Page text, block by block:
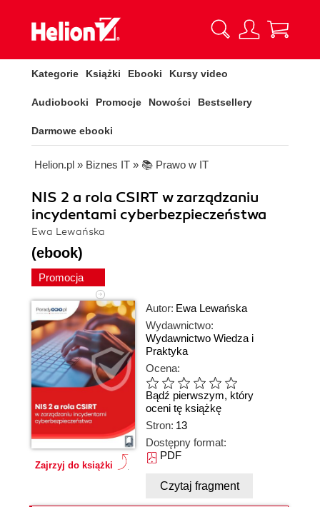
Kategorie Książki Ebooki Kursy video
Audiobooki Promocje Nowości Bestsellery
Darmowe ebooki
Helion.pl » Biznes IT » 📚 Prawo w IT
NIS 2 a rola CSIRT w zarządzaniu
incydentami cyberbezpieczeństwa
Ewa Lewańska
(ebook)
Promocja
Zajrzyj do książki
Autor: Ewa Lewańska
Wydawnictwo:
Wydawnictwo Wiedza i
Praktyka
Ocena:
Bądź pierwszym, który
oceni tę książkę
Stron: 13
Dostępny format:
PDF
Czytaj fragment